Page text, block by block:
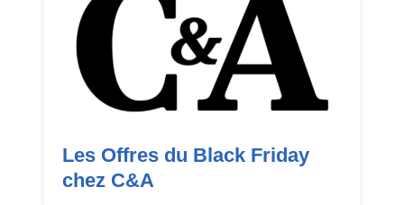
Les Offres du Black Friday
chez C&A